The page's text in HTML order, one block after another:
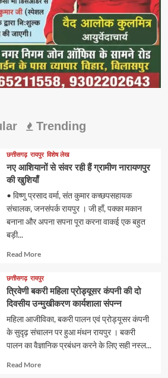
Trending
छत्तीसगढ़ रायपुर विशेष लेख
नए आशियानों से संवर रही हैं ग्रामीण नारायणपुर
की खुशियाँ
• विष्णु प्रसाद वर्मा, संत कुमार कच्छपसहायक
संचालक, जनसंपर्क रायपुर । जी हाँ, पक्का मकान
बनाना और अपना सपना पूरा करना वाकई एक बहुत
बड़ी...
Read MoreRead
about
छत्तीसगढ़ रायपुर
त्रिवेणी बकरी महिला प्रोड्यूसर कंपनी की दो
दिवसीय उन्मुखीकरण कार्यशाला संपन्न
महिला आजीविका, बकरी पालन एवं प्रोड्यूसर कंपनी
के सुदृढ़ संचालन पर हुआ मंथन रायपुर । बकरी
पालन का वैज्ञानिक प्रबंधन करने के लिए सही नस्ल...
Read MoreRead